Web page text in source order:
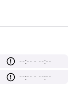
--:-- - --:--
--:-- - --:--